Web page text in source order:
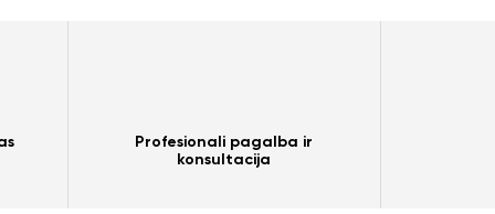
Profesionali pagalba ir
konsultacija